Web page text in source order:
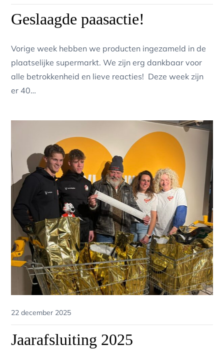
on
Geslaagde paasactie!
Vorige week hebben we producten ingezameld in de
plaatselijke supermarkt. We zijn erg dankbaar voor
alle betrokkenheid en lieve reacties! Deze week zijn
er 40…
Posted
on
22 december 2025
Jaarafsluiting 2025